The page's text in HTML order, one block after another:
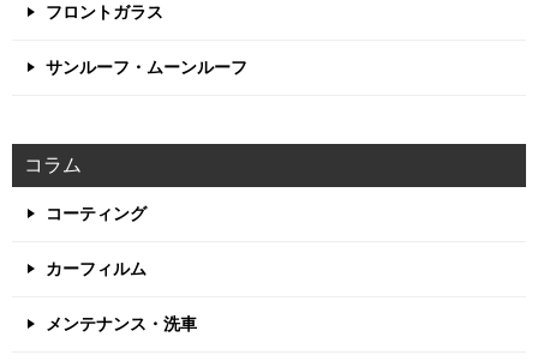
フロントガラス
サンルーフ・ムーンルーフ
コラム
コーティング
カーフィルム
メンテナンス・洗車